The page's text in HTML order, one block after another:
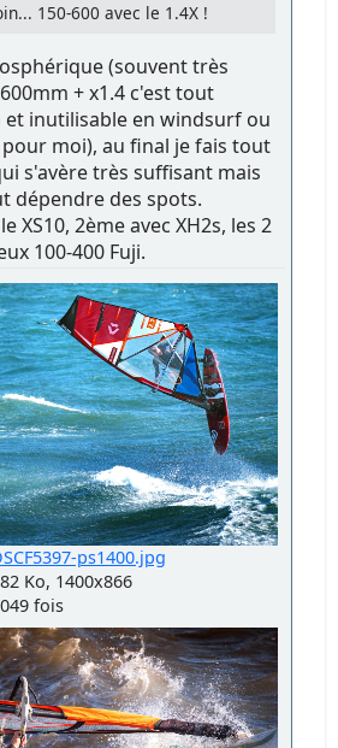
150-600 avec le 1.4X !
(souvent très
+ x1.4 c'est tout
inutilisable en windsurf ou
moi), au final je fais tout
s'avère très suffisant mais
dépendre des spots.
XS10, 2ème avec XH2s, les 2
100-400 Fuji.
ps1400.jpg
Ko, 1400x866
fois